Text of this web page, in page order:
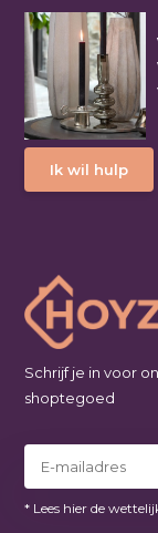
Ik wil hulp
Schrijf je in voor
shoptegoed
* Lees hier de